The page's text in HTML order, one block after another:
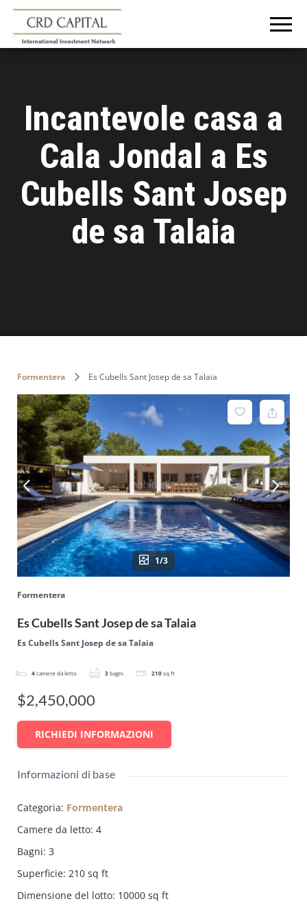
Incantevole casa a
Cala Jondal a Es
Cubells Sant Josep
de sa Talaia
Formentera Es Cubells Sant Josep de sa Talaia
1/3
Formentera
Es Cubells Sant Josep de sa Talaia
Es Cubells Sant Josep de sa Talaia
4 camere da letto 3 bagni 210 sq ft
$2,450,000
RICHIEDI INFORMAZIONI
Informazioni di base
Categoria: Formentera
Camere da letto: 4
Bagni: 3
Superficie: 210 sq ft
Dimensione del lotto: 10000 sq ft